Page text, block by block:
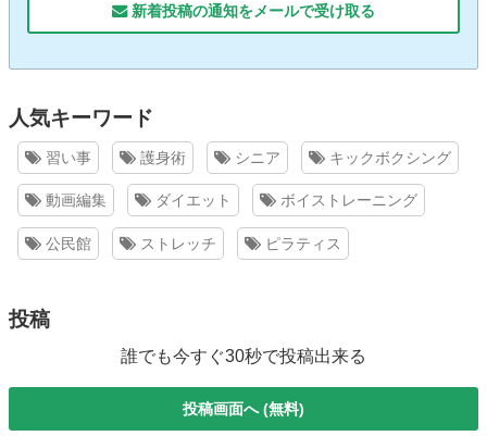
新着投稿の通知をメールで受け取る
人気キーワード
習い事 護身術 シニア キックボクシング
動画編集 ダイエット ボイストレーニング
公民館 ストレッチ ピラティス
投稿
誰でも今すぐ30秒で投稿出来る
投稿画面へ (無料)